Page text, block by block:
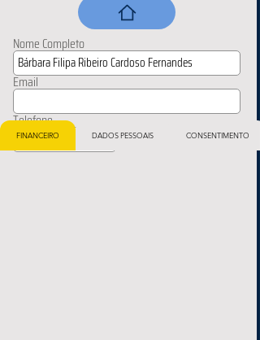
Nome Completo
Email
Telefone
FINANCEIRO DADOS PESSOAIS CONSENTIMENTO